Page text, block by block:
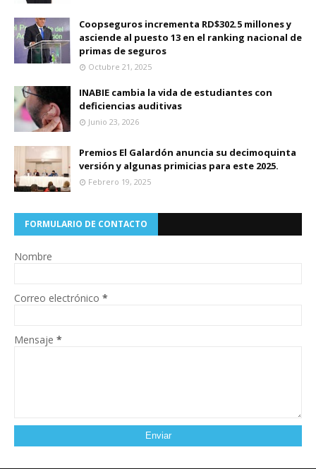
Coopseguros incrementa RD$302.5 millones y
asciende al puesto 13 en el ranking nacional de
primas de seguros
Octubre 21, 2025
INABIE cambia la vida de estudiantes con
deficiencias auditivas
Junio 23, 2026
Premios El Galardón anuncia su decimoquinta
versión y algunas primicias para este 2025.
Febrero 19, 2025
FORMULARIO DE CONTACTO
Nombre
Correo electrónico *
Mensaje *